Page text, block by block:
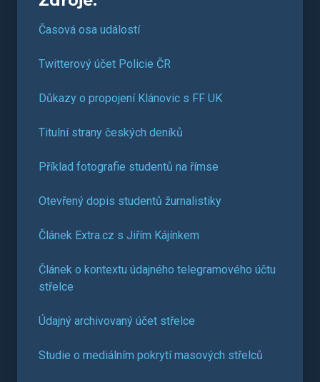
Časová osa událostí
Twitterový účet Policie ČR
Důkazy o propojení Klánovic s FF UK
Titulní strany českých deníků
Příklad fotografie studentů na římse
Otevřený dopis studentů žurnalistiky
Článek Extra.cz s Jiřím Kájínkem
Článek o kontextu údajného telegramového účtu
střelce
Údajný archivovaný účet střelce
Studie o mediálním pokrytí masových střelců